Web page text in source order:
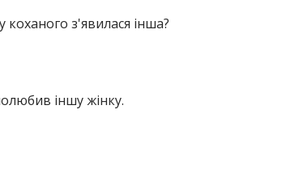
з'явилася інша?
іншу жінку.